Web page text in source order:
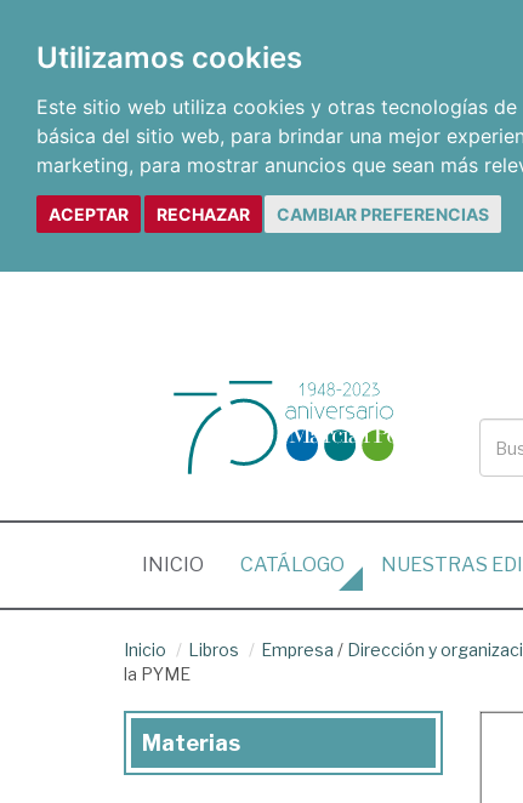
Utilizamos cookies
Este sitio web utiliza cookies y otras tecnologías
básica del sitio web, para brindar una mejor
marketing, para mostrar anuncios que sean más
ACEPTAR RECHAZAR CAMBIAR PREFERENCIAS
INICIO (CURRENT)
CATÁLOGO NUESTRAS
Inicio Libros Empresa / Dirección y
la PYME
Materias